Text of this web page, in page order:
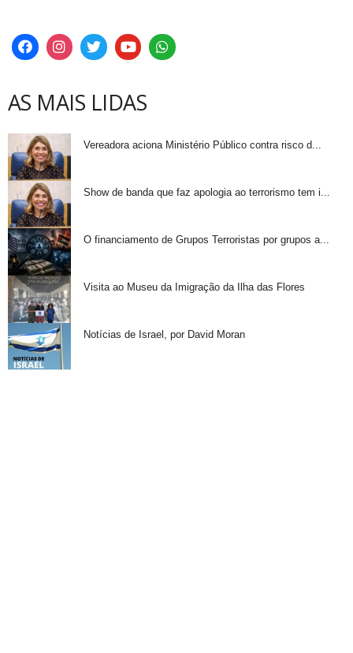
AS MAIS LIDAS
Vereadora aciona Ministério Público contra risco d...
Show de banda que faz apologia ao terrorismo tem i...
O financiamento de Grupos Terroristas por grupos a...
Visita ao Museu da Imigração da Ilha das Flores
Notícias de Israel, por David Moran